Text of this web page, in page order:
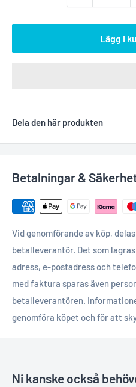
Lägg i
Dela den här produkten
Betalningar &
Vid genomförande av köp,
betalleverantör. Det som
adress, e-postadress och
med faktura sparas även
betalleverantören.
genomföra köpet och för att
Ni kanske också